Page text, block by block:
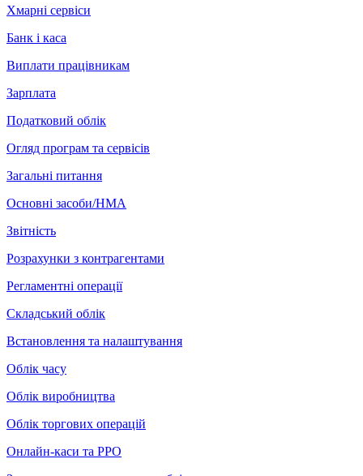
Хмарні сервіси
Банк і каса
Виплати працівникам
Зарплата
Податковий облік
Огляд програм та сервісів
Загальні питання
Основні засоби/НМА
Звітність
Розрахунки з контрагентами
Регламентні операції
Складський облік
Встановлення та налаштування
Облік часу
Облік виробництва
Облік торгових операцій
Онлайн-каси та РРО